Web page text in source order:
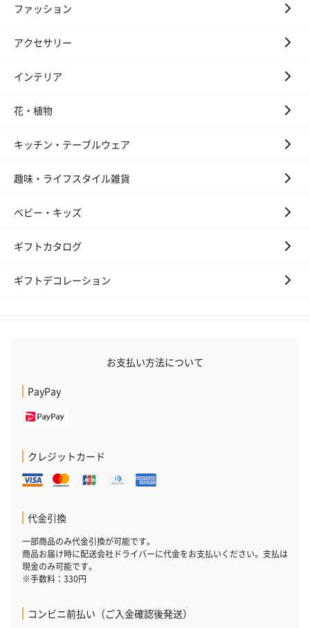
ゼリーバウム カット
円）
3層デザート
り〜 3号（
スキンケアグッズを同梱してお届けします。
ハンドクリーム3本セッ
シャワージェ
リラックスグッズ
リラックスグッズを同梱してお届けします。
かき氷入浴剤4点セット
（ブルー）（748円）
かき氷入浴剤4点セット
（イエロー）（748円）
【Thank you
ファッション
アクセサリー
インテリア
花・植物
キッチン・テーブルウェア
趣味・ライフスタイル雑貨
ベビー・キッズ
ギフトカタログ
ギフトデコレーション
お支払い方法について
PayPay
クレジットカード
代金引換
一部商品のみ代金引換が可能です。
商品お届け時に配送会社ドライバーに代金をお支払いください。支払は
現金のみ可能です。
※手数料：330円
コンビニ前払い（ご入金確認後発送）